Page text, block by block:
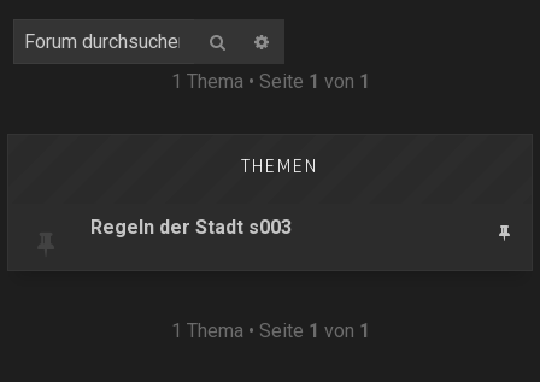
Suche
1 Thema • Seite 1 von 1
THEMEN
Regeln der Stadt s003
1 Thema • Seite 1 von 1